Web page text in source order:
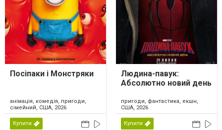
Посіпаки і Монстряки
анімація, комедія, пригоди,
сімейний, США, 2026
Купити
Людина-павук:
Абсолютно новий день
пригоди, фантастика, екшн,
США, 2026
Купити